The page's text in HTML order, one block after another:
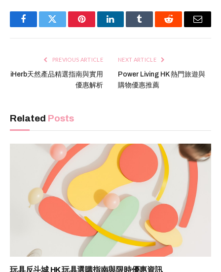
FacebookTwitter PinterestLinkedInTumblr Reddit Email
PREVIOUS ARTICLE
iHerb天然產品精選指南與實用
優惠解析
NEXT ARTICLE
Power Living HK 熱門旅遊與
購物優惠推薦
Related Posts
玩具反斗城 HK 玩具選購指南與限時優惠資訊